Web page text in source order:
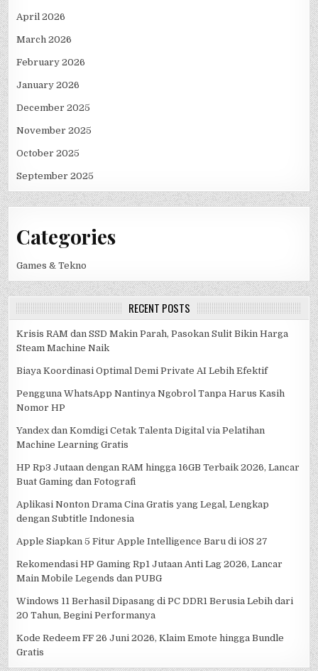
April 2026
March 2026
February 2026
January 2026
December 2025
November 2025
October 2025
September 2025
Categories
Games & Tekno
RECENT POSTS
Krisis RAM dan SSD Makin Parah, Pasokan Sulit Bikin Harga
Steam Machine Naik
Biaya Koordinasi Optimal Demi Private AI Lebih Efektif
Pengguna WhatsApp Nantinya Ngobrol Tanpa Harus Kasih
Nomor HP
Yandex dan Komdigi Cetak Talenta Digital via Pelatihan
Machine Learning Gratis
HP Rp3 Jutaan dengan RAM hingga 16GB Terbaik 2026, Lancar
Buat Gaming dan Fotografi
Aplikasi Nonton Drama Cina Gratis yang Legal, Lengkap
dengan Subtitle Indonesia
Apple Siapkan 5 Fitur Apple Intelligence Baru di iOS 27
Rekomendasi HP Gaming Rp1 Jutaan Anti Lag 2026, Lancar
Main Mobile Legends dan PUBG
Windows 11 Berhasil Dipasang di PC DDR1 Berusia Lebih dari
20 Tahun, Begini Performanya
Kode Redeem FF 26 Juni 2026, Klaim Emote hingga Bundle
Gratis